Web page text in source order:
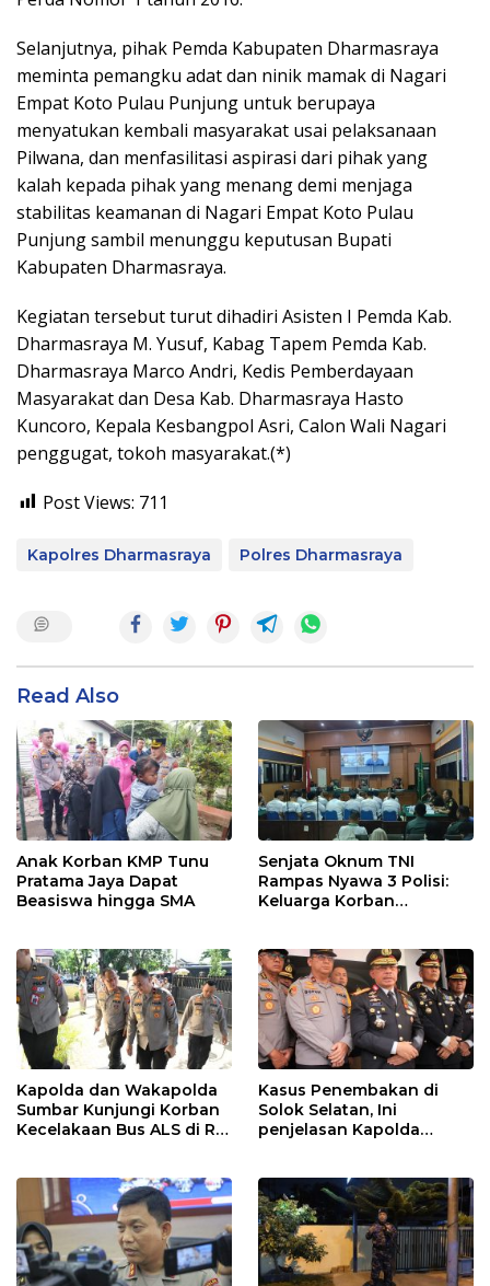
Selanjutnya, pihak Pemda Kabupaten Dharmasraya
meminta pemangku adat dan ninik mamak di Nagari
Empat Koto Pulau Punjung untuk berupaya
menyatukan kembali masyarakat usai pelaksanaan
Pilwana, dan menfasilitasi aspirasi dari pihak yang
kalah kepada pihak yang menang demi menjaga
stabilitas keamanan di Nagari Empat Koto Pulau
Punjung sambil menunggu keputusan Bupati
Kabupaten Dharmasraya.
Kegiatan tersebut turut dihadiri Asisten I Pemda Kab.
Dharmasraya M. Yusuf, Kabag Tapem Pemda Kab.
Dharmasraya Marco Andri, Kedis Pemberdayaan
Masyarakat dan Desa Kab. Dharmasraya Hasto
Kuncoro, Kepala Kesbangpol Asri, Calon Wali Nagari
penggugat, tokoh masyarakat.(*)
Post Views: 711
Kapolres Dharmasraya Polres Dharmasraya
Read Also
Anak Korban KMP Tunu
Pratama Jaya Dapat
Beasiswa hingga SMA
Senjata Oknum TNI
Rampas Nyawa 3 Polisi:
Keluarga Korban
Dikembalikan
Kapolda dan Wakapolda
Sumbar Kunjungi Korban
Kecelakaan Bus ALS di RS
Kasus Penembakan di
Solok Selatan, Ini
penjelasan Kapolda